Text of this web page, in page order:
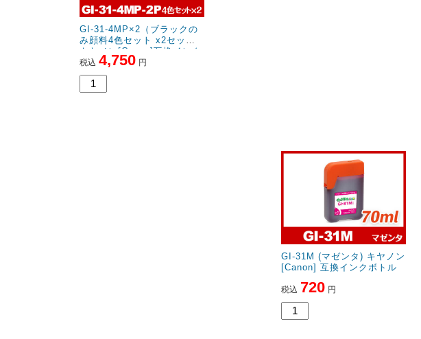
GI-31-4MP×2（ブラックの
み顔料4色セット x2セット)
キヤノン[Canon]互換インク
ボトル
税込 4,750 円
GI-31M (マゼンタ) キヤノン
[Canon] 互換インクボトル
税込 720 円